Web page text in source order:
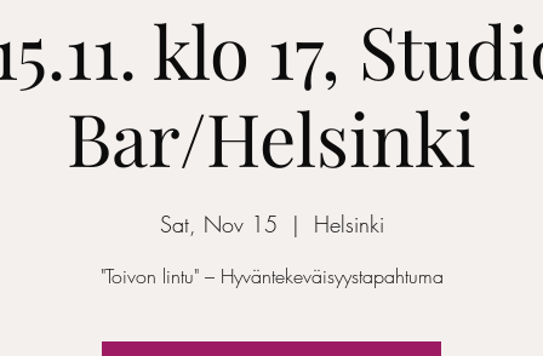
klo 17,
Bar/Helsinki
Sat, Nov 15
  |
Helsinki
"Toivon lintu" – Hyväntekeväisyystapahtuma